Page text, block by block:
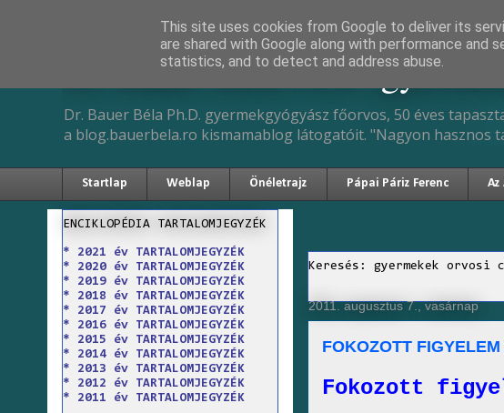
Dr. Bauer Béla Ph.D.
Dr. Bauer Béla Ph.D. gyermekgyógyász főorvos, 50 éves
a blog.bauerbela.ro kismamablog látogatóit. "Nagyon hasznos
Startlap Weblap Önéletrajz Pápai Páriz Ferenc Az
Keresés: gyermekek
2011. augusztus 7., vasárnap
FOKOZOTT
Fokozott
ENCIKLOPÉDIA TARTALOMJEGYZÉK
* 2021 év TARTALOMJEGYZÉK
* 2020 év TARTALOMJEGYZÉK
* 2019 év TARTALOMJEGYZÉK
* 2018 év TARTALOMJEGYZÉK
* 2017 év TARTALOMJEGYZÉK
* 2016 év TARTALOMJEGYZÉK
* 2015 év TARTALOMJEGYZÉK
* 2014 év TARTALOMJEGYZÉK
* 2013 év TARTALOMJEGYZÉK
* 2012 év TARTALOMJEGYZÉK
* 2011 év TARTALOMJEGYZÉK
This site uses cookies from Google to deliver its
are shared with Google along with performance and
statistics, and to detect and address abuse.